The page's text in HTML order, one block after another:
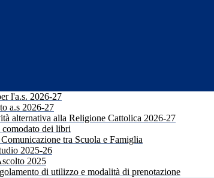
l'a.s. 2026-27
a.s 2026-27
alternativa alla Religione Cattolica 2026-27
dei libri
tra Scuola e Famiglia
2025-26
2025
di utilizzo e modalità di prenotazione